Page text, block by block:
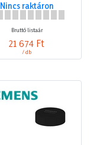
Nincs raktáron
Bruttó listaár
21 674 Ft
/ db